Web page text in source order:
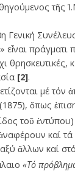
τῆς
Γενική
εἶναι
[2].
μέ τόν
ὅπως
τοῦ ἐντύπου)
καί
ἄλλων καί
«Τό